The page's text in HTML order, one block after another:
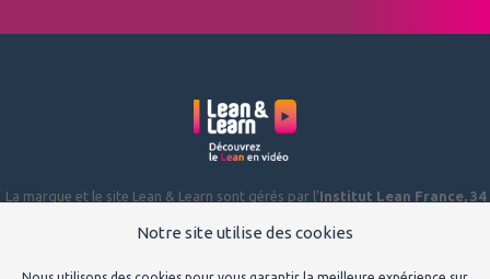
Notre site utilise des cookies
La marque et le site Lean & Learn sont gérés par l'Institut Lean France, 34
déclarée à la préfecture du Loiret sous le numéro W423002186.